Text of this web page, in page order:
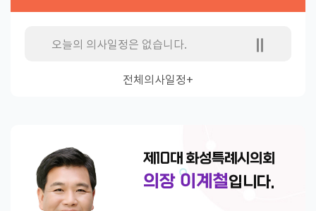
오늘의 의사일정은 없습니다.
전체의사일정+
제10대 화성특례시의회
의장 이계철입니다.